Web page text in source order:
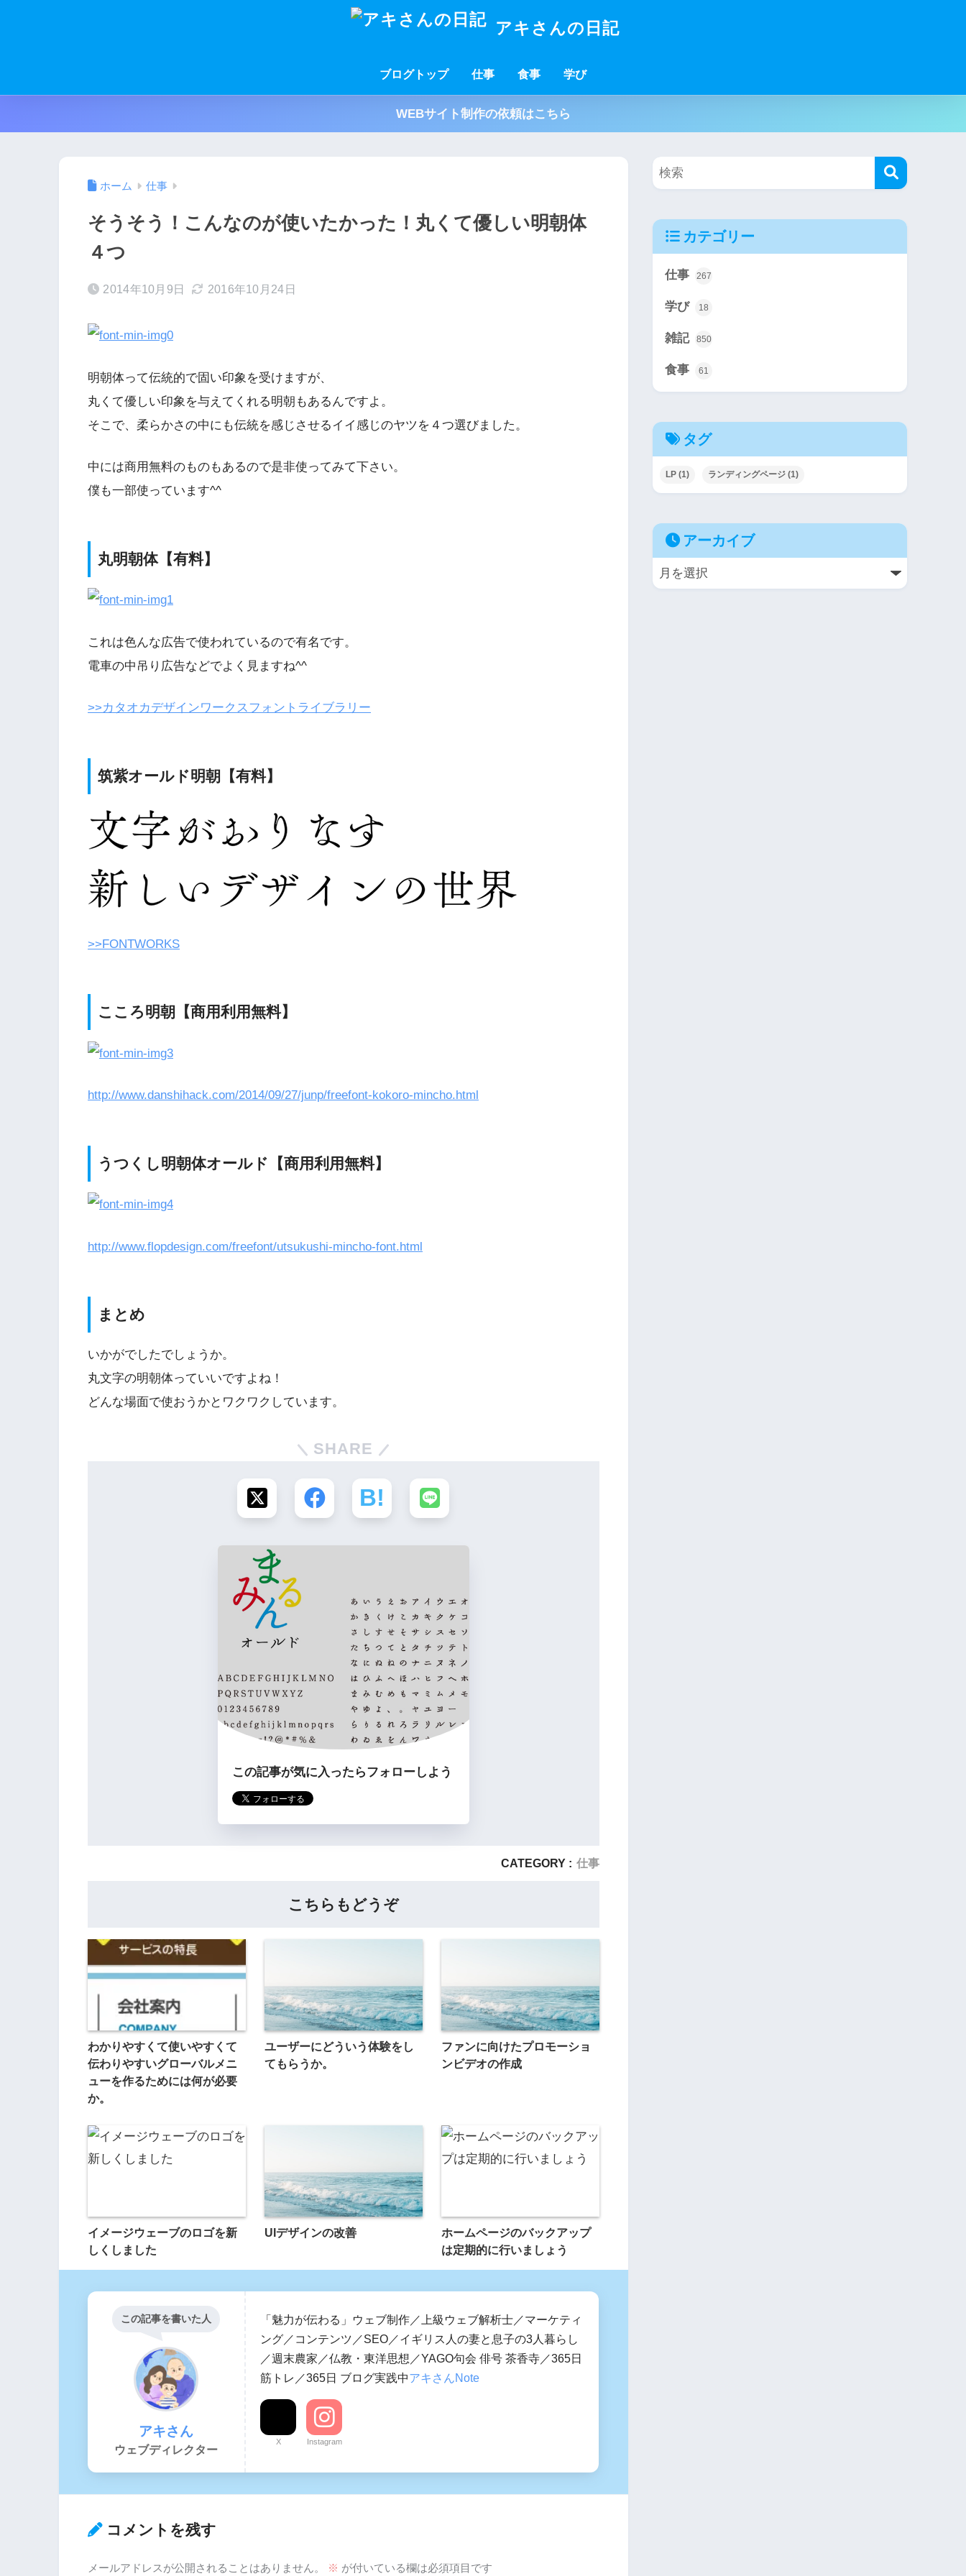
アキさんの日記
ブログトップ 仕事 食事 学び
WEBサイト制作の依頼はこちら
ホーム 仕事
そうそう！こんなのが使いたかった！丸くて優しい明朝体
４つ
2014年10月9日 2016年10月24日
明朝体って伝統的で固い印象を受けますが、
丸くて優しい印象を与えてくれる明朝もあるんですよ。
そこで、柔らかさの中にも伝統を感じさせるイイ感じのヤツを４つ選びました。
中には商用無料のものもあるので是非使ってみて下さい。
僕も一部使っています^^
丸明朝体【有料】
これは色んな広告で使われているので有名です。
電車の中吊り広告などでよく見ますね^^
>>カタオカデザインワークスフォントライブラリー
筑紫オールド明朝【有料】
>>FONTWORKS
こころ明朝【商用利用無料】
http://www.danshihack.com/2014/09/27/junp/freefont-kokoro-mincho.html
うつくし明朝体オールド【商用利用無料】
http://www.flopdesign.com/freefont/utsukushi-mincho-font.html
まとめ
いかがでしたでしょうか。
丸文字の明朝体っていいですよね！
どんな場面で使おうかとワクワクしています。
SHARE
この記事が気に入ったらフォローしよう
CATEGORY : 仕事
こちらもどうぞ
わかりやすくて使いやすくて
伝わりやすいグローバルメニ
ューを作るためには何が必要
か。
ユーザーにどういう体験をし
てもらうか。
ファンに向けたプロモーショ
ンビデオの作成
イメージウェーブのロゴを新
しくしました
UIデザインの改善
ホームページのバックアップ
は定期的に行いましょう
この記事を書いた人
アキさん
ウェブディレクター
「魅力が伝わる」ウェブ制作／上級ウェブ解析士／マーケティ
ング／コンテンツ／SEO／イギリス人の妻と息子の3人暮らし
／週末農家／仏教・東洋思想／YAGO句会 俳号 茶香寺／365日
筋トレ／365日 ブログ実践中アキさんNote
X Instagram
コメントを残す
メールアドレスが公開されることはありません。 ※ が付いている欄は必須項目です
カテゴリー
仕事 267
学び 18
雑記 850
食事 61
タグ
LP (1) ランディングページ (1)
アーカイブ